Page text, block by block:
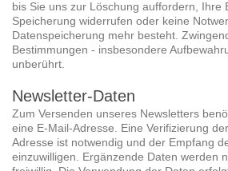
bis Sie uns zur Löschung auffordern, Ihre
Speicherung widerrufen oder keine
Datenspeicherung mehr besteht.
Bestimmungen - insbesondere
unberührt.
Newsletter-Daten
Zum Versenden unseres Newsletters
eine E-Mail-Adresse. Eine Verifizierung
Adresse ist notwendig und der Empfang
einzuwilligen. Ergänzende Daten werden